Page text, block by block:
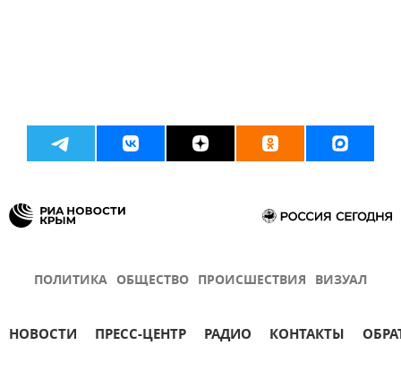
ПОЛИТИКА ОБЩЕСТВО ПРОИСШЕСТВИЯ ВИЗУАЛ
НОВОСТИ ПРЕСС-ЦЕНТР РАДИО КОНТАКТЫ